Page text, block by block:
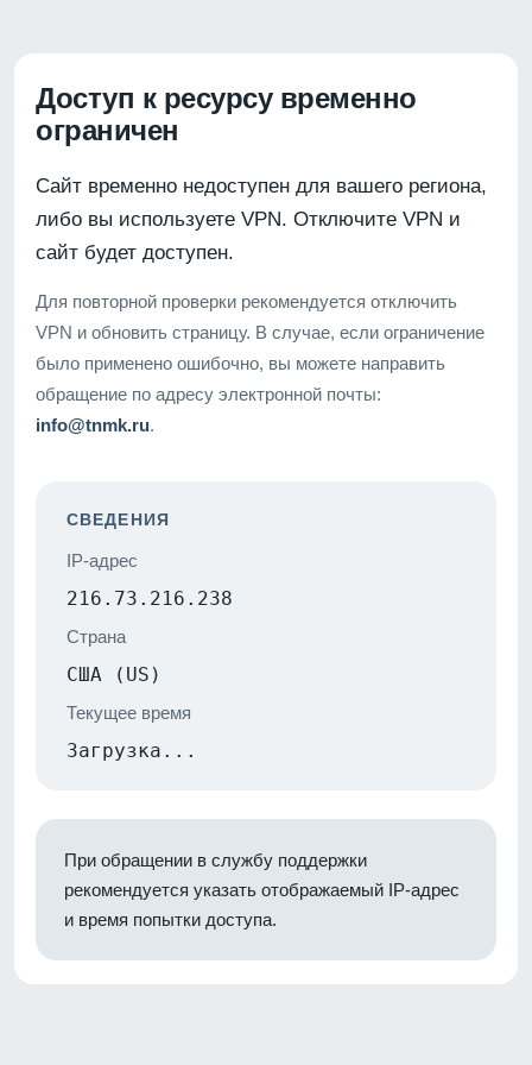
Доступ к ресурсу временно
ограничен
Сайт временно недоступен для вашего региона,
либо вы используете VPN. Отключите VPN и
сайт будет доступен.
Для повторной проверки рекомендуется отключить
VPN и обновить страницу. В случае, если ограничение
было применено ошибочно, вы можете направить
обращение по адресу электронной почты:
info@tnmk.ru.
СВЕДЕНИЯ
IP-адрес
216.73.216.238
Страна
США (US)
Текущее время
Загрузка...
При обращении в службу поддержки
рекомендуется указать отображаемый IP-адрес
и время попытки доступа.